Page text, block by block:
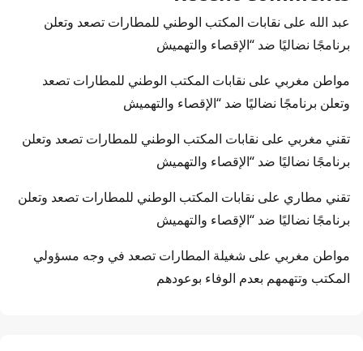
عبد الله على نقابات المكتب الوطني للمطارات تصعد وتعلن
برنامجًا نضاليًا ضد “الإقصاء والتهميش
مواطن مغربي على نقابات المكتب الوطني للمطارات تصعد
وتعلن برنامجًا نضاليًا ضد “الإقصاء والتهميش
تقني مغربي على نقابات المكتب الوطني للمطارات تصعد وتعلن
برنامجًا نضاليًا ضد “الإقصاء والتهميش
تقني مطاري على نقابات المكتب الوطني للمطارات تصعد وتعلن
برنامجًا نضاليًا ضد “الإقصاء والتهميش
مواطن مغربي على شغيلة المطارات تصعد في وجه مسؤولي
المكتب وتتهمهم بعدم الوفاء بوعودهم